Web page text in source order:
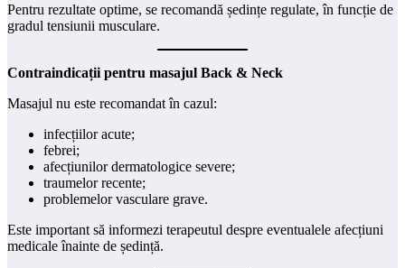
Pentru rezultate optime, se recomandă ședințe regulate, în funcție de
gradul tensiunii musculare.
Contraindicații pentru masajul Back & Neck
Masajul nu este recomandat în cazul:
infecțiilor acute;
febrei;
afecțiunilor dermatologice severe;
traumelor recente;
problemelor vasculare grave.
Este important să informezi terapeutul despre eventualele afecțiuni
medicale înainte de ședință.